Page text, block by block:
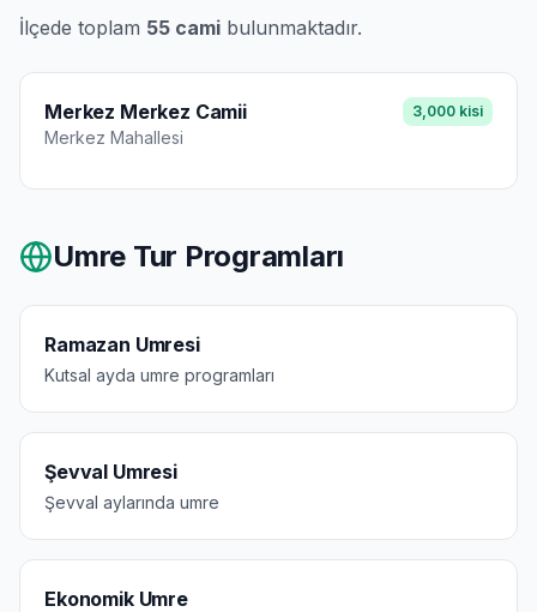
İlçede toplam 55 cami bulunmaktadır.
Merkez Merkez Camii
Merkez Mahallesi
3,000 kisi
Umre Tur Programları
Ramazan Umresi
Kutsal ayda umre programları
Şevval Umresi
Şevval aylarında umre
Ekonomik Umre